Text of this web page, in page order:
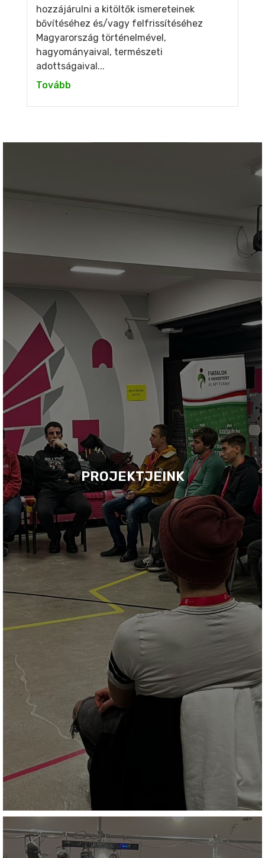
hozzájárulni a kitöltők ismereteinek
bővítéséhez és/vagy felfrissítéséhez
Magyarország történelmével,
hagyományaival, természeti
adottságaival...
Tovább
PROJEKTJEINK